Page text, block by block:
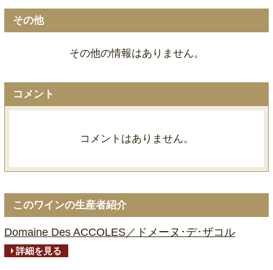
その他
その他の情報はありません。
コメント
コメントはありません。
このワインの生産者紹介
Domaine Des ACCOLES／ドメーヌ･デ･ザコル
詳細を見る